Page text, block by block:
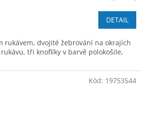
DETAIL
rukávem, dvojité žebrování na okrajích
tři knoflíky v barvě polokošile,
Kód: 19753544